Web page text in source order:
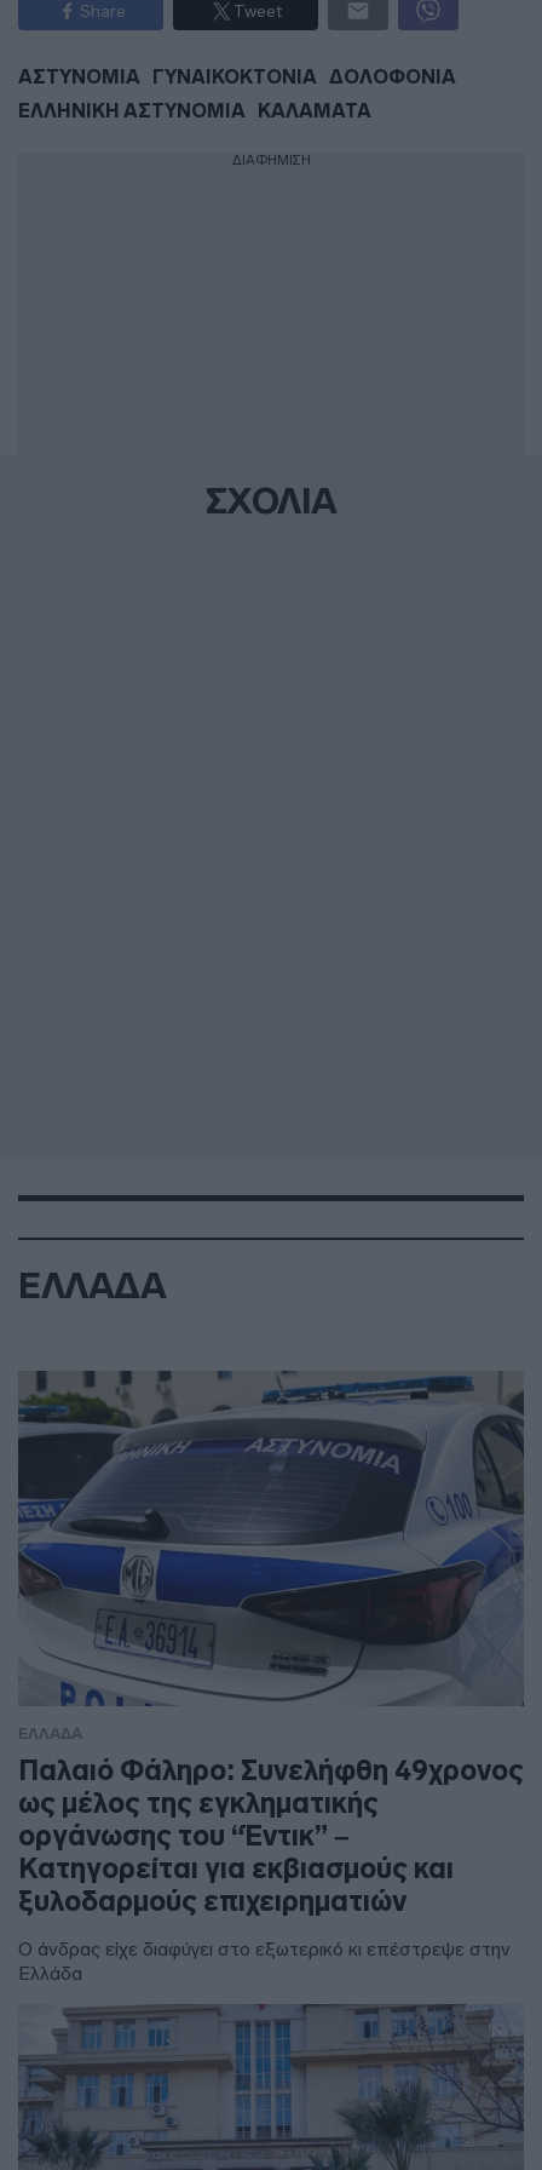
Share Tweet
ΑΣΤΥΝΟΜΙΑ ΓΥΝΑΙΚΟΚΤΟΝΙΑ ΔΟΛΟΦΟΝΙΑ
ΕΛΛΗΝΙΚΗ ΑΣΤΥΝΟΜΙΑ
ΚΑΛΑΜΑΤΑ
ΔΙΑΦΗΜΙΣΗ
ΣΧΟΛΙΑ
ΕΛΛΑΔΑ
ΕΛΛΑΔΑ
Παλαιό Φάληρο: Συνελήφθη 49χρονος
ως μέλος της εγκληματικής
οργάνωσης του “Έντικ” –
Κατηγορείται για εκβιασμούς και
ξυλοδαρμούς επιχειρηματιών
Ο άνδρας είχε διαφύγει στο εξωτερικό κι επέστρεψε στην
Ελλάδα